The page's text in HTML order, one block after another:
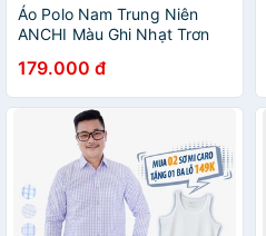
Áo Polo Nam Trung Niên
ANCHI Màu Ghi Nhạt Trơn
179.000 đ